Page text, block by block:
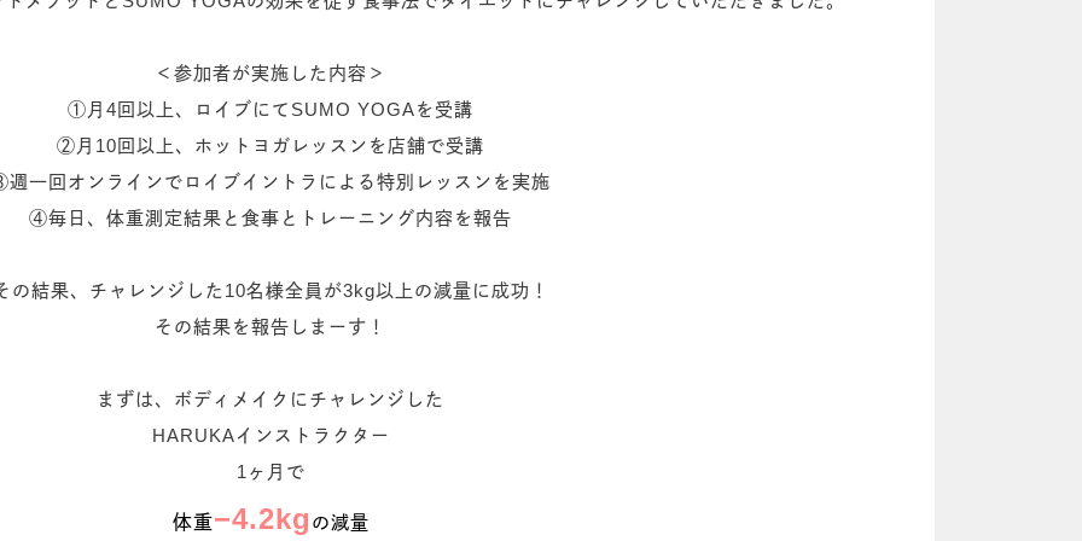
＜参加者が実施した内容＞
①月4回以上、ロイブにてSUMO YOGAを受講
②月10回以上、ホットヨガレッスンを店舗で受講
一回オンラインでロイブイントラによる特別レッスンを実施
④毎日、体重測定結果と食事とトレーニング内容を報告
の結果、チャレンジした10名様全員が3kg以上の減量に成功！
その結果を報告しまーす！
まずは、ボディメイクにチャレンジした
HARUKAインストラクター
1ヶ月で
体重−4.2kg の減量